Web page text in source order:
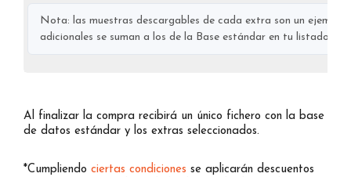
Nota: las muestras descargables de cada extra son un
adicionales se suman a los de la Base estándar en tu listado
Al finalizar la compra recibirá un único fichero con la base
de datos estándar y los extras seleccionados.
*Cumpliendo ciertas condiciones se aplicarán descuentos